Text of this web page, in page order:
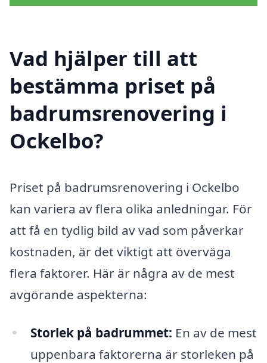
Vad hjälper till att
bestämma priset på
badrumsrenovering i
Ockelbo?
Priset på badrumsrenovering i Ockelbo
kan variera av flera olika anledningar. För
att få en tydlig bild av vad som påverkar
kostnaden, är det viktigt att överväga
flera faktorer. Här är några av de mest
avgörande aspekterna:
Storlek på badrummet: En av de mest
uppenbara faktorerna är storleken på